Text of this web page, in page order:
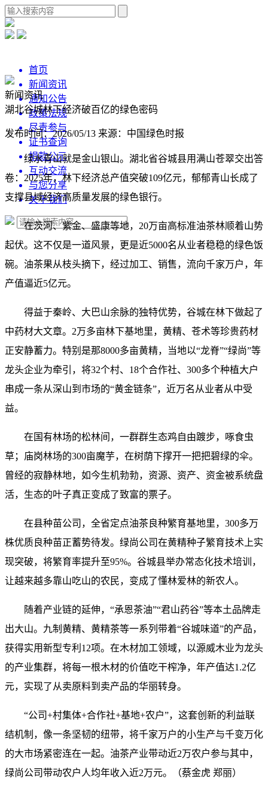
首页
新闻资讯
通知公告
政策法规
尽责参与
证书查询
捐款公示
互动交流
与您分享
关于我们
新闻资讯
湖北谷城林下经济破百亿的绿色密码
发布时间：2026/05/13 来源：中国绿色时报
绿水青山就是金山银山。湖北省谷城县用满山苍翠交出答
卷：2025年，林下经济总产值突破109亿元，郁郁青山长成了
支撑县域经济高质量发展的绿色银行。
在茨河、紫金、盛康等地，20万亩高标准油茶林顺着山势
起伏。这不仅是一道风景，更是近5000名从业者稳稳的绿色饭
碗。油茶果从枝头摘下，经过加工、销售，流向千家万户，年
产值逼近5亿元。
得益于秦岭、大巴山余脉的独特优势，谷城在林下做起了
中药材大文章。2万多亩林下基地里，黄精、苍术等珍贵药材
正安静蓄力。特别是那8000多亩黄精，当地以“龙脊”“绿尚”等
龙头企业为牵引，将32个村、18个合作社、300多个种植大户
串成一条从深山到市场的“黄金链条”，近万名从业者从中受
益。
在国有林场的松林间，一群群生态鸡自由踱步，啄食虫
草；庙岗林场的300亩魔芋，在树荫下撑开一把把碧绿的伞。
曾经的寂静林地，如今生机勃勃，资源、资产、资金被系统盘
活，生态的叶子真正变成了致富的票子。
在县种苗公司，全省定点油茶良种繁育基地里，300多万
株优质良种苗正蓄势待发。绿尚公司在黄精种子繁育技术上实
现突破，将繁育率提升至95%。谷城县举办常态化技术培训，
让越来越多靠山吃山的农民，变成了懂林爱林的新农人。
随着产业链的延伸，“承恩茶油”“君山药谷”等本土品牌走
出大山。九制黄精、黄精茶等一系列带着“谷城味道”的产品，
获得实用新型专利12项。在木材加工领域，以源威木业为龙头
的产业集群，将每一根木材的价值吃干榨净，年产值达1.2亿
元，实现了从卖原料到卖产品的华丽转身。
“公司+村集体+合作社+基地+农户”，这套创新的利益联
结机制，像一条坚韧的纽带，将千家万户的小生产与千变万化
的大市场紧密连在一起。油茶产业带动近2万农户参与其中，
绿尚公司带动农户人均年收入近2万元。（蔡金虎 郑丽）